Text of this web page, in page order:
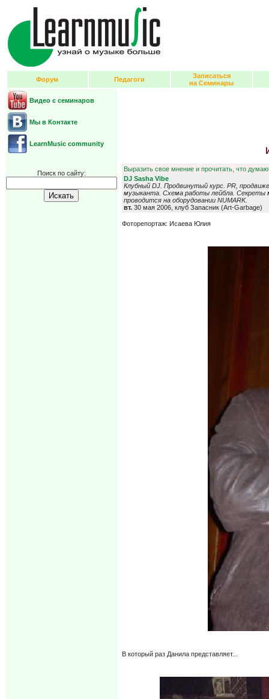
Форум Педагоги
Записаться
на Семинары
Видео с семинаров
Мы в Контакте
LearnMusic community
Поиск по сайту:
Выразить свое мнение и прочитать, что
DJ Sasha Vibe
Клубный DJ. Продвинутый курс. PR,
музыканта. Схема работы лейбла. Секреты
проводится на оборудовании NUMARK.
вт.30 мая 2006, клуб Запасник (Art-Garbage)
Фоторепортаж: Исаева Юлия
В который раз Данила представляет...